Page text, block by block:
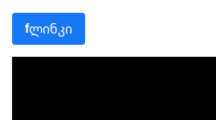
fლინკი